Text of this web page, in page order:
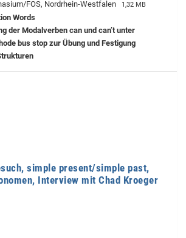
FOS, Nordrhein-Westfalen 1,32 MB
Words
der Modalverben can und can’t unter
bus stop zur Übung und Festigung
simple present/simple past,
Interview mit Chad Kroeger